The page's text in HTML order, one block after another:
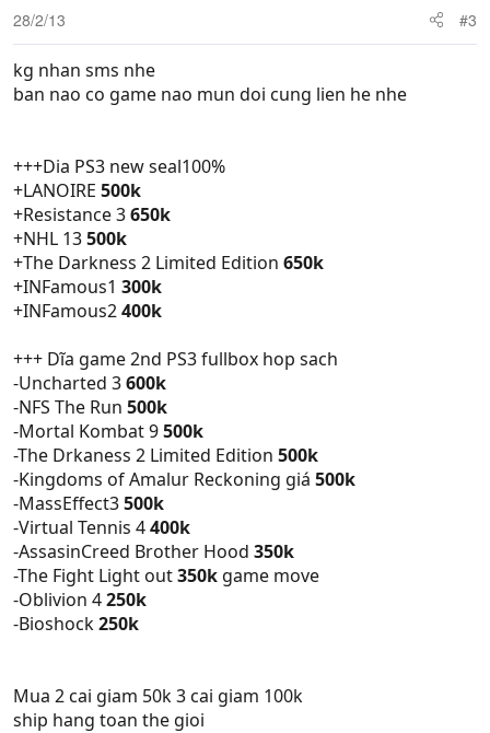
28/2/13 #3
kg nhan sms nhe
ban nao co game nao mun doi cung lien he nhe
+++Dia PS3 new seal100%
+LANOIRE 500k
+Resistance 3650k
+NHL 13500k
+The Darkness 2 Limited Edition 650k
+INFamous1 300k
+INFamous2400k
+++ Dĩa game 2nd PS3 fullbox hop sach
-Uncharted 3600k
-NFS The Run 500k
-Mortal Kombat 9500k
-The Drkaness 2 Limited Edition 500k
-Kingdoms of Amalur Reckoning giá 500k
-MassEffect3500k
-Virtual Tennis 4400k
-AssasinCreed Brother Hood 350k
-The Fight Light out350k game move
-Oblivion 4250k
-Bioshock250k
Mua 2 cai giam 50k 3 cai giam 100k
ship hang toan the gioi